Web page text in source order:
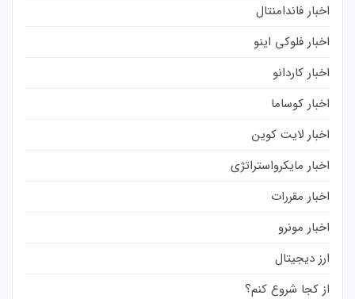
اخبار فاندامنتال
اخبار فلوکی اینو
اخبار کاردانو
اخبار کوساما
اخبار لایت کوین
اخبار مایکرواستراتژی
اخبار مقررات
اخبار مونرو
ارز دیجیتال
از کجا شروع کنم؟